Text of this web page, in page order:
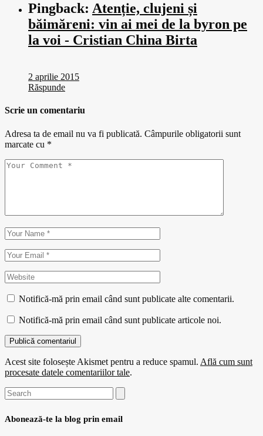
Pingback: Atenție, clujeni și
băimăreni: vin ai mei de la byron pe
la voi - Cristian China Birta
2 aprilie 2015
Răspunde
Scrie un comentariu
Adresa ta de email nu va fi publicată. Câmpurile obligatorii sunt
marcate cu *
Notifică-mă prin email când sunt publicate alte comentarii.
Notifică-mă prin email când sunt publicate articole noi.
Publică comentariul
Acest site folosește Akismet pentru a reduce spamul. Află cum sunt
procesate datele comentariilor tale.
Search
for:
Abonează-te la blog prin email